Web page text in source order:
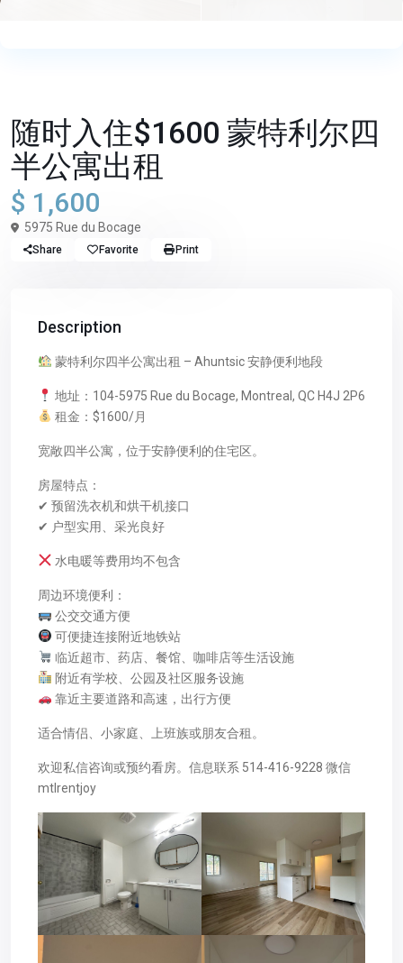
随时入住$1600 蒙特利尔四
半公寓出租
$ 1,600
5975 Rue du Bocage
Share Favorite Print
Description
蒙特利尔四半公寓出租 – Ahuntsic 安静便利地段
地址：104-5975 Rue du Bocage, Montreal, QC H4J 2P6
租金：$1600/月
宽敞四半公寓，位于安静便利的住宅区。
房屋特点：
✔ 预留洗衣机和烘干机接口
✔ 户型实用、采光良好
水电暖等费用均不包含
周边环境便利：
公交交通方便
可便捷连接附近地铁站
临近超市、药店、餐馆、咖啡店等生活设施
附近有学校、公园及社区服务设施
靠近主要道路和高速，出行方便
适合情侣、小家庭、上班族或朋友合租。
欢迎私信咨询或预约看房。信息联系 514-416-9228 微信
mtlrentjoy